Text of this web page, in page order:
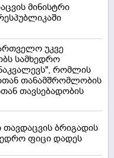
მინისტრი
უკვე
სამხედრო
რომლის
თანამშრომლობის
თავსებადობის
ბრიგადის
ფიცი დადეს